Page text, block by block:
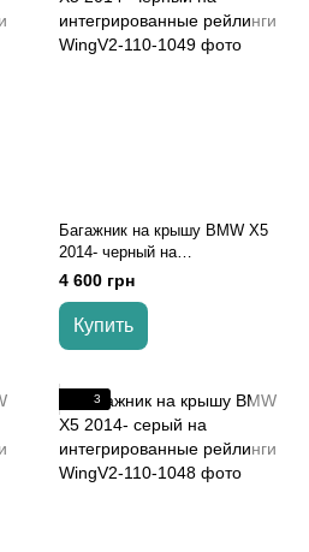
Багажник на крышу BMW X5
2014- черный на
интегрированные рейлинги
4 600 грн
Купить
3